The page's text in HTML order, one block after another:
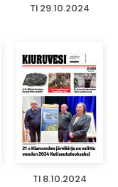
TI 29.10.2024
TI 8.10.2024